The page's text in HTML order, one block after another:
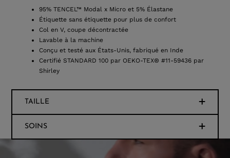
95% TENCEL™ Modal x Micro et 5% Élastane
Étiquette sans étiquette pour plus de confort
Col en V, coupe décontractée
Lavable à la machine
Conçu et testé aux États-Unis, fabriqué en Inde
Certifié STANDARD 100 par OEKO-TEX® #11-59436 par
Shirley
TAILLE
SOINS